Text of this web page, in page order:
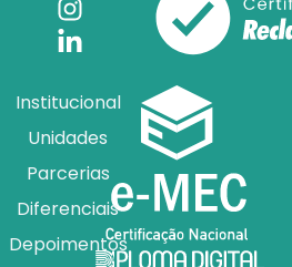
Institucional
Unidades
Parcerias
Diferenciais
Depoimentos